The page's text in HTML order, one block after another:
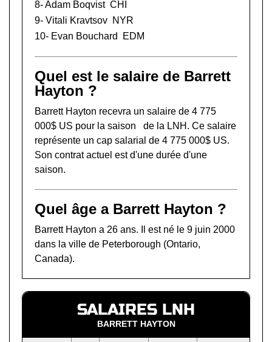
8-Adam Boqvist CHI
9- Vitali Kravtsov NYR
10- Evan Bouchard EDM
Quel est le salaire de Barrett
Hayton ?
Barrett Hayton recevra un salaire de 4 775
000$ US pour la saison de la LNH. Ce salaire
représente un cap salarial de 4 775 000$ US.
Son contrat actuel est d'une durée d'une
saison.
Quel âge a Barrett Hayton ?
Barrett Hayton a 26 ans. Il est né le 9 juin 2000
dans la ville de Peterborough (Ontario,
Canada).
SALAIRES LNH
BARRETT HAYTON